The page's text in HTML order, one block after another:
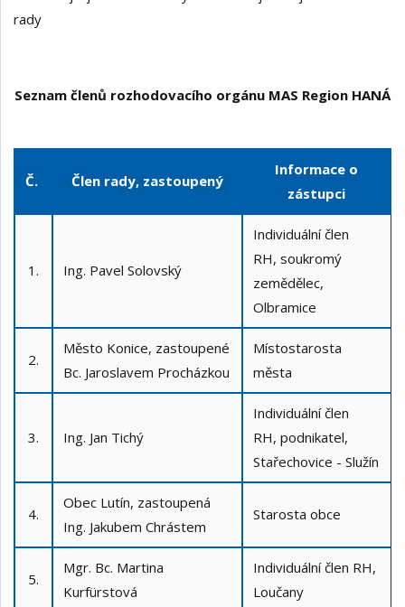
rady
Seznam členů rozhodovacího orgánu MAS Region HANÁ
Č. Člen rady, zastoupený
Informace o
zástupci
1. Ing. Pavel Solovský
Individuální člen
RH, soukromý
zemědělec,
Olbramice
2.
Město Konice, zastoupené
Bc. Jaroslavem Procházkou
Místostarosta
města
3. Ing. Jan Tichý
Individuální člen
RH, podnikatel,
Stařechovice - Služín
4.
Obec Lutín, zastoupená
Ing. Jakubem Chrástem
Starosta obce
5.
Mgr. Bc. Martina
Kurfürstová
Individuální člen RH,
Loučany